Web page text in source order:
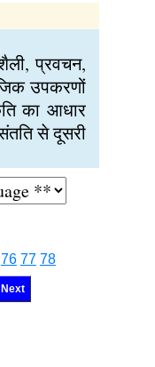
प्रवचन,
उपकरणों
का आधार
से दूसरी
76 77 78